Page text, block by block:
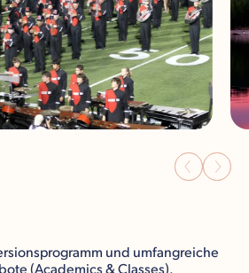
und umfangreiche
(Academics & Classes).